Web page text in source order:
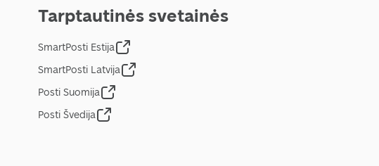
Tarptautinės svetainės
SmartPosti Estija
SmartPosti Latvija
Posti Suomija
Posti Švedija